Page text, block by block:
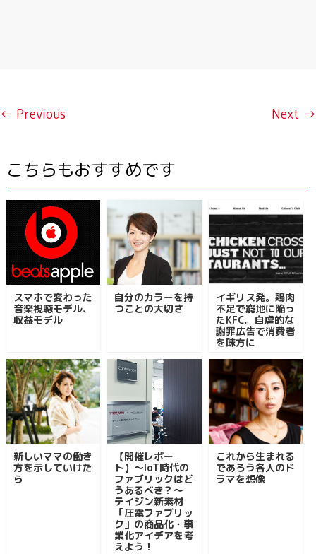
← Previous Next →
こちらもおすすめです
スマホで変わった
音楽視聴モデル、
収益モデル
自分のカラーを持
つことの大切さ
イギリス発。鶏肉
不足で窮地に陥っ
たKFC。自虐的な
謝罪広告で消費者
を味方に
新しいママの働き
方を示していけた
ら
【開催レポー
ト】〜IoT時代の
ファブリックはど
うあるべき？〜
テイジン新素材
「圧電ファブリッ
ク」の商品化・事
業化アイデアを考
えよう！
これから生まれる
であろう各人のド
ラマを想像